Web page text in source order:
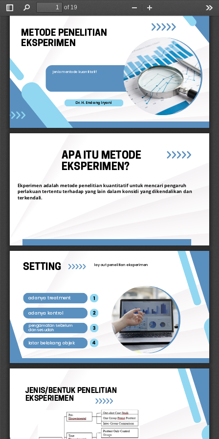
Toggle
Find
of 19
Zoom
METODE PENELITIAN
EKSPERIM EN
jenis mentode kuantitatif
Dr. H. Endang Iryani
APA ITU METODE
EKSPERIMEN?
Ekperimen adalah metode penelitian kuantitatif untuk mencari pengaruh
perlakuan tertentu terhadap yang lain dalam konsidi yang dikendalikan dan
terkendali.
SETTING lay out penelitian eksperimen
1
2
3
4
adanya treatment
pengamatan sebelum
dan sesudah
adanya kontrol
latar belakang objek
JENIS/BENTUK PENELITIAN
EKSPERIEMEN